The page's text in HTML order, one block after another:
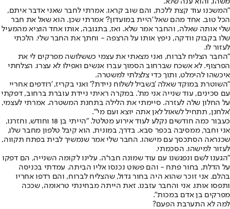
"המשכנו עוד קצת ללכת, והם שוב קראו. אמרתי לחבר שאני אדבר איתם,
הכל טוב. אחד מהם שאל 'היית במועדון?' אמרתי שכן. הוא שאל את חבר
שלי אותה שאלה, והחבר אמר שלא. ואז, בתגובה, אותו אחד הוציא מהמעיל
שלו בקבוק וודקה, ניפץ אותו על הרצפה - וחתך את החבר שלי. הלכתי
לעזור לו.
"החבר הצליח לברוח, ואני מצאתי את עצמי כששלושה מפרקים לי את
הפרצוף. לא אשכח שברחוב הסמוך עברו אנשים ואפילו לא עצרו. הצלחתי
איכשהו להימלט, ותוך כדי צלצלתי למשטרה.
"השוטרת במוקד שאלה 'בשביל לשלוח ניידת?' ואני בקריז, 'רודפים אחריי
עם סכינים, עוד שנייה אני מת'. במקרה ראיתי ניידת עוברת ברחוב, דפקתי
על החלון שלה לעזרה. סיימתי את הלילה בתחנת המשטרה. אמרתי לעצמי,
'אלחנן, תתחיל לשאול לאן אתה יוצא ועם מי'".
כעבור כמה חודשים נקלע לעוד אירוע מטלטל. "הייתי בן 18 וחודש, וחזרנו,
אני וחבר, ממסיבה בכפר סבא. בדרך, במונית, הוא קיבל טלפון מחבר שלו,
שכנראה הסתכסך עם מישהו. החבר שלי אמר שנמשיך לבית בפתח תקווה,
לעזור למישהו. הסכמתי.
"הגענו לשם ונפגשנו עם עוד שמונה חבר'ה. עלינו לקומה השנייה, הם דפקו
על הדלת, בחור פתח - והם פשוט נכנסו אליו הביתה. עמדתי בכניסה
בהלם. אני זוכר שהוא היה בחור גדול, שהצליח לברוח, והם רדפו אחריו
ותפסו אותו. אני והחבר עזבנו. זאת הייתה מבחינתי טראומה, שככה
מפרקים בן אדם במכות".
למה לא התערבת הפעם?